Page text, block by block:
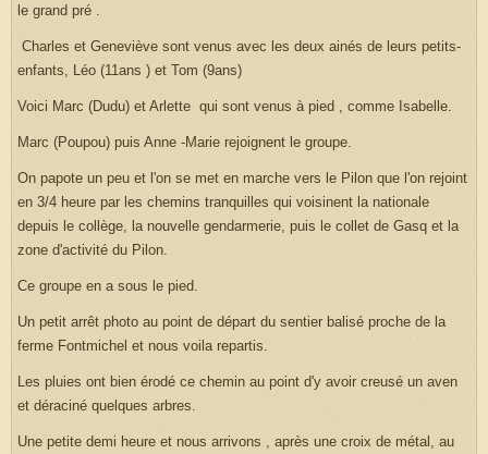
le grand pré .
Charles et Geneviève sont venus avec les deux ainés de leurs petits-
enfants, Léo (11ans ) et Tom (9ans)
Voici Marc (Dudu) et Arlette qui sont venus à pied , comme Isabelle.
Marc (Poupou) puis Anne -Marie rejoignent le groupe.
On papote un peu et l'on se met en marche vers le Pilon que l'on rejoint
en 3/4 heure par les chemins tranquilles qui voisinent la nationale
depuis le collège, la nouvelle gendarmerie, puis le collet de Gasq et la
zone d'activité du Pilon.
Ce groupe en a sous le pied.
Un petit arrêt photo au point de départ du sentier balisé proche de la
ferme Fontmichel et nous voila repartis.
Les pluies ont bien érodé ce chemin au point d'y avoir creusé un aven
et déraciné quelques arbres.
Une petite demi heure et nous arrivons , après une croix de métal, au